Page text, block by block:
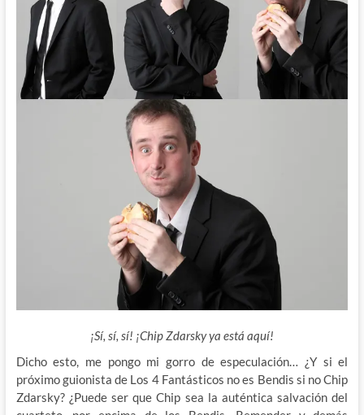
¡Sí, sí, sí! ¡Chip Zdarsky ya está aquí!
Dicho esto, me pongo mi gorro de especulación… ¿Y si el
próximo guionista de Los 4 Fantásticos no es Bendis si no Chip
Zdarsky? ¿Puede ser que Chip sea la auténtica salvación del